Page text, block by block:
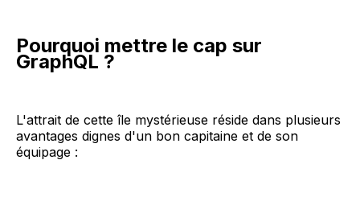
Pourquoi mettre le cap sur
GraphQL ?
L'attrait de cette île mystérieuse réside dans plusieurs
avantages dignes d'un bon capitaine et de son
équipage :